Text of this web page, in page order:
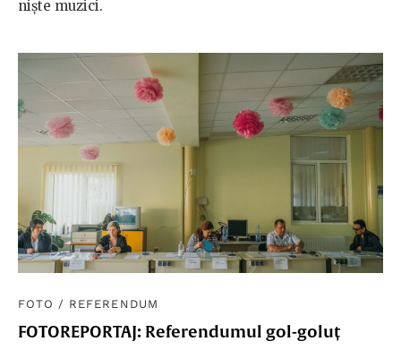
niște muzici.
FOTO / REFERENDUM
FOTOREPORTAJ: Referendumul gol-goluț